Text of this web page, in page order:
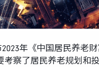
年《中国居民养老
察了居民养老规划和